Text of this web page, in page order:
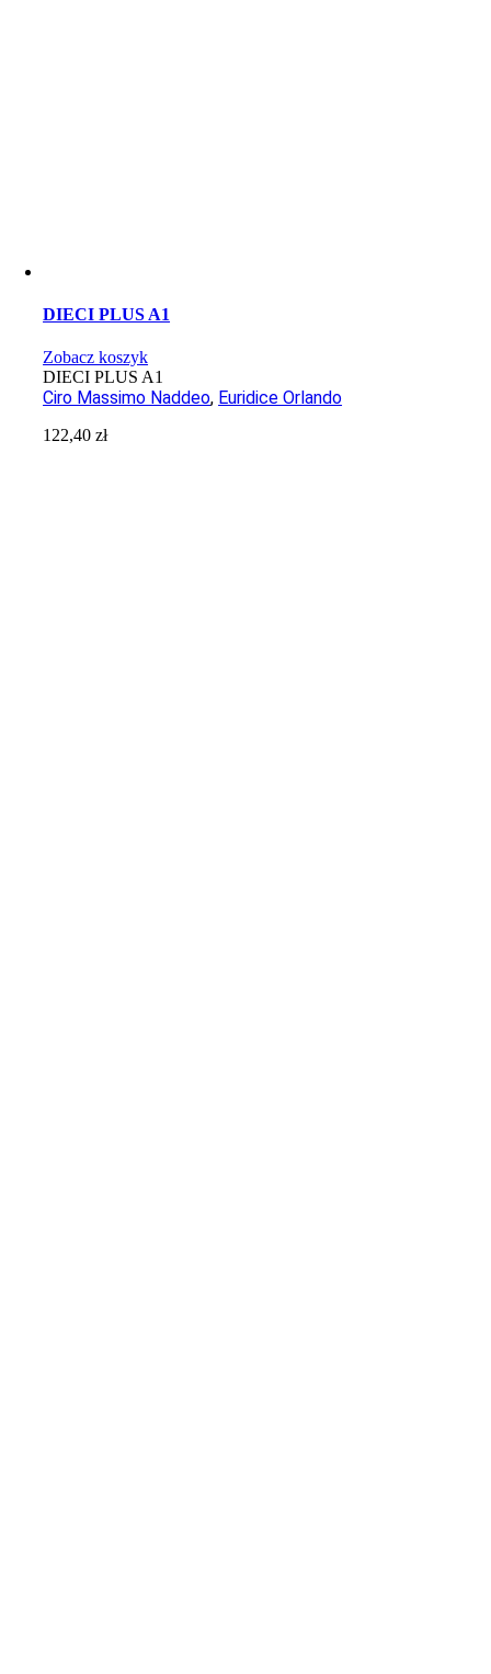
DIECI PLUS A1
Zobacz koszyk
DIECI PLUS A1
Ciro Massimo Naddeo, Euridice Orlando
122,40zł